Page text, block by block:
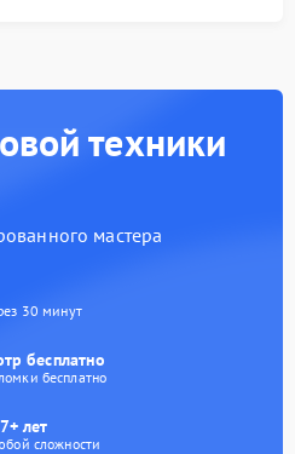
техники
мастера
30 минут
бесплатно
бесплатно
лет
сложности